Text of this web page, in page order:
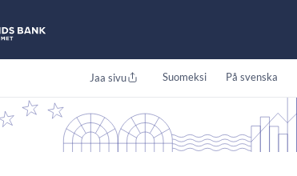
Jaa sivu Suomeksi På svenska